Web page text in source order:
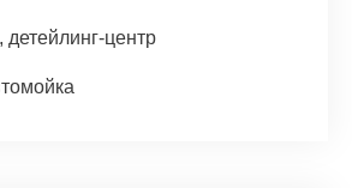
детейлинг-центр